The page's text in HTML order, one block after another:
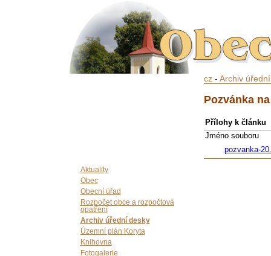
Aktuality
Obec
Obecní úřad
Rozpočet obce a rozpočtová
opatření
Archiv úřední desky
Územní plán Koryta
Knihovna
Fotogalerie
cz- Archiv
Pozvánka
Přílohy k článku
Jméno souboru
pozvanka-